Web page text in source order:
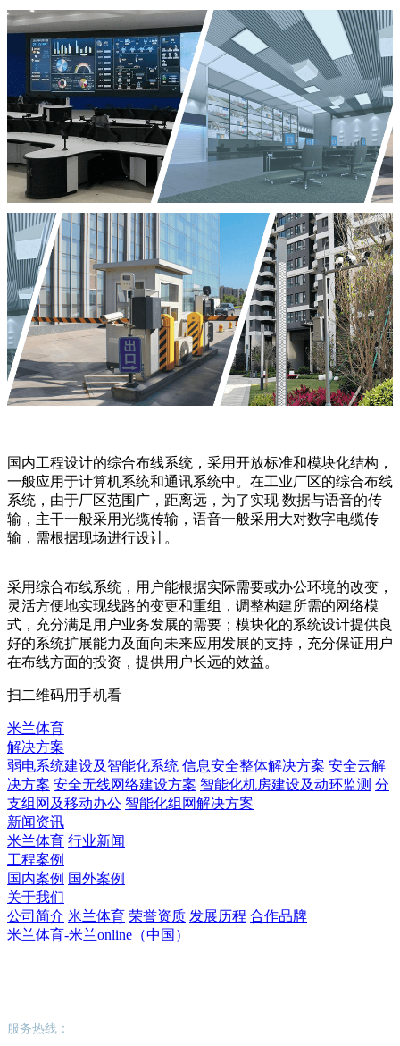
国内工程设计的综合布线系统，采用开放标准和模块化结构，
一般应用于计算机系统和通讯系统中。在工业厂区的综合布线
系统，由于厂区范围广，距离远，为了实现 数据与语音的传
输，主干一般采用光缆传输，语音一般采用大对数字电缆传
输，需根据现场进行设计。
采用综合布线系统，用户能根据实际需要或办公环境的改变，
灵活方便地实现线路的变更和重组，调整构建所需的网络模
式，充分满足用户业务发展的需要；模块化的系统设计提供良
好的系统扩展能力及面向未来应用发展的支持，充分保证用户
在布线方面的投资，提供用户长远的效益。
扫二维码用手机看
米兰体育
解决方案
弱电系统建设及智能化系统 信息安全整体解决方案 安全云解
决方案 安全无线网络建设方案 智能化机房建设及动环监测 分
支组网及移动办公 智能化组网解决方案
新闻资讯
米兰体育 行业新闻
工程案例
国内案例 国外案例
关于我们
公司简介 米兰体育 荣誉资质 发展历程 合作品牌
米兰体育-米兰online（中国）
服务热线：